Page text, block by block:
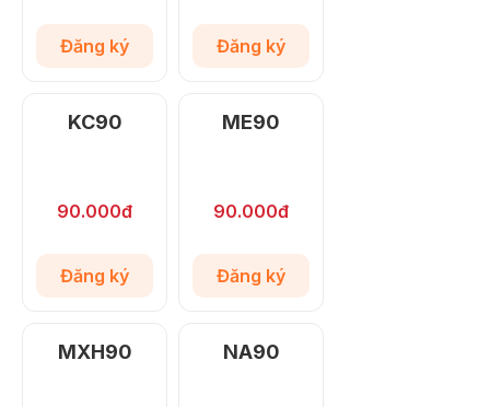
Đăng ký Đăng ký
KC90
90.000đ
Đăng ký
ME90
90.000đ
Đăng ký
MXH90 NA90